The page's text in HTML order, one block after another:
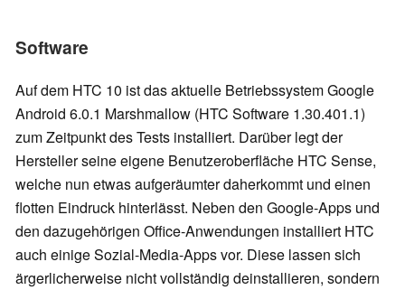
Software
Auf dem HTC 10 ist das aktuelle Betriebssystem Google
Android 6.0.1 Marshmallow (HTC Software 1.30.401.1)
zum Zeitpunkt des Tests installiert. Darüber legt der
Hersteller seine eigene Benutzeroberfläche HTC Sense,
welche nun etwas aufgeräumter daherkommt und einen
flotten Eindruck hinterlässt. Neben den Google-Apps und
den dazugehörigen Office-Anwendungen installiert HTC
auch einige Sozial-Media-Apps vor. Diese lassen sich
ärgerlicherweise nicht vollständig deinstallieren, sondern